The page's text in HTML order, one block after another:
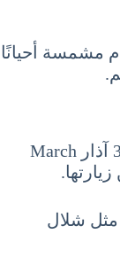
مشمسة أحيانًا
تزخر السياحة في أيسلندا شهر مارس 3 آذار March
مثل شلال